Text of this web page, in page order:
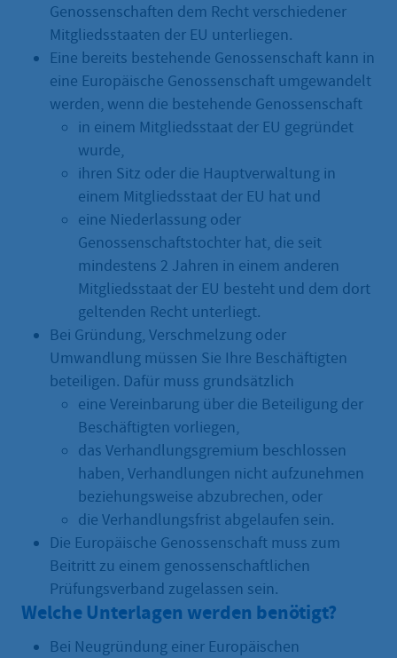
Genossenschaften dem Recht verschiedener
Mitgliedsstaaten der EU unterliegen.
Eine bereits bestehende Genossenschaft kann in
eine Europäische Genossenschaft umgewandelt
werden, wenn die bestehende Genossenschaft
in einem Mitgliedsstaat der EU gegründet
wurde,
ihren Sitz oder die Hauptverwaltung in
einem Mitgliedsstaat der EU hat und
eine Niederlassung oder
Genossenschaftstochter hat, die seit
mindestens 2 Jahren in einem anderen
Mitgliedsstaat der EU besteht und dem dort
geltenden Recht unterliegt.
Bei Gründung, Verschmelzung oder
Umwandlung müssen Sie Ihre Beschäftigten
beteiligen. Dafür muss grundsätzlich
eine Vereinbarung über die Beteiligung der
Beschäftigten vorliegen,
das Verhandlungsgremium beschlossen
haben, Verhandlungen nicht aufzunehmen
beziehungsweise abzubrechen, oder
die Verhandlungsfrist abgelaufen sein.
Die Europäische Genossenschaft muss zum
Beitritt zu einem genossenschaftlichen
Prüfungsverband zugelassen sein.
Welche Unterlagen werden benötigt?
Bei Neugründung einer Europäischen